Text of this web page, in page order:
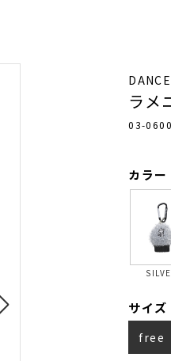
ラメ
03-
カラー
サイズ
free